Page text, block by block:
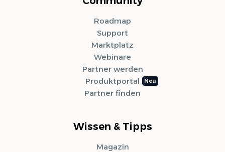
Roadmap
Support
Marktplatz
Webinare
Partner werden
Produktportal
Partner finden
Wissen & Tipps
Magazin